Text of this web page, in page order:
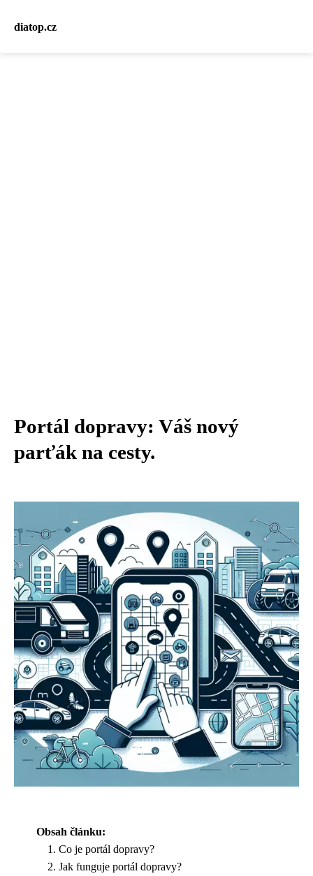
diatop.cz
Portál dopravy: Váš nový
parťák na cesty.
Obsah článku:
Co je portál dopravy?
Jak funguje portál dopravy?